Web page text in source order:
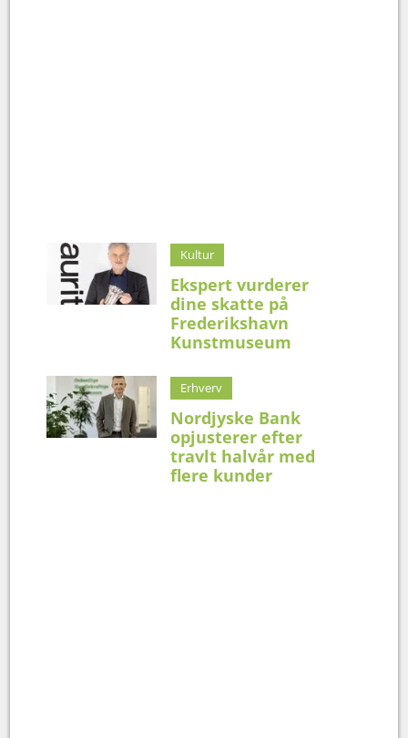
Kultur
Ekspert vurderer
dine skatte på
Frederikshavn
Kunstmuseum
Erhverv
Nordjyske Bank
opjusterer efter
travlt halvår med
flere kunder